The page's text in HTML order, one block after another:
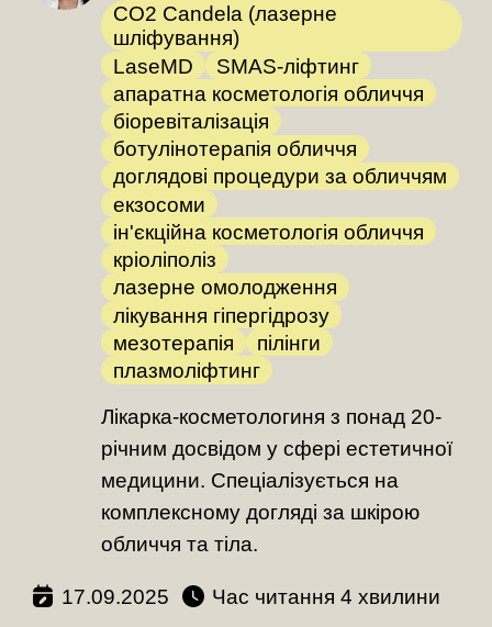
CO2 Candela (лазерне
шліфування)
LaseMD
SMAS-ліфтинг
апаратна косметологія обличчя
біоревіталізація
ботулінотерапія обличчя
доглядові процедури за обличчям
екзосоми
ін'єкційна косметологія обличчя
кріоліполіз
лазерне омолодження
лікування гіпергідрозу
мезотерапія
пілінги
плазмоліфтинг
Лікарка-косметологиня з понад 20-
річним досвідом у сфері естетичної
медицини. Спеціалізується на
комплексному догляді за шкірою
обличчя та тіла.
17.09.2025 Час читання хвилини